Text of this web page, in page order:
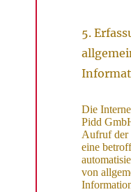
5.
Die
Pidd
Aufruf der
eine
von